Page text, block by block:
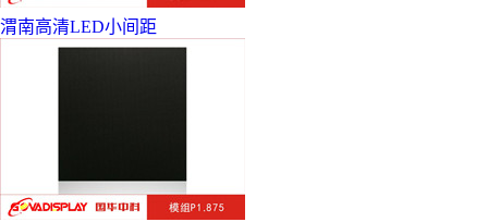
渭南高清LED小间距